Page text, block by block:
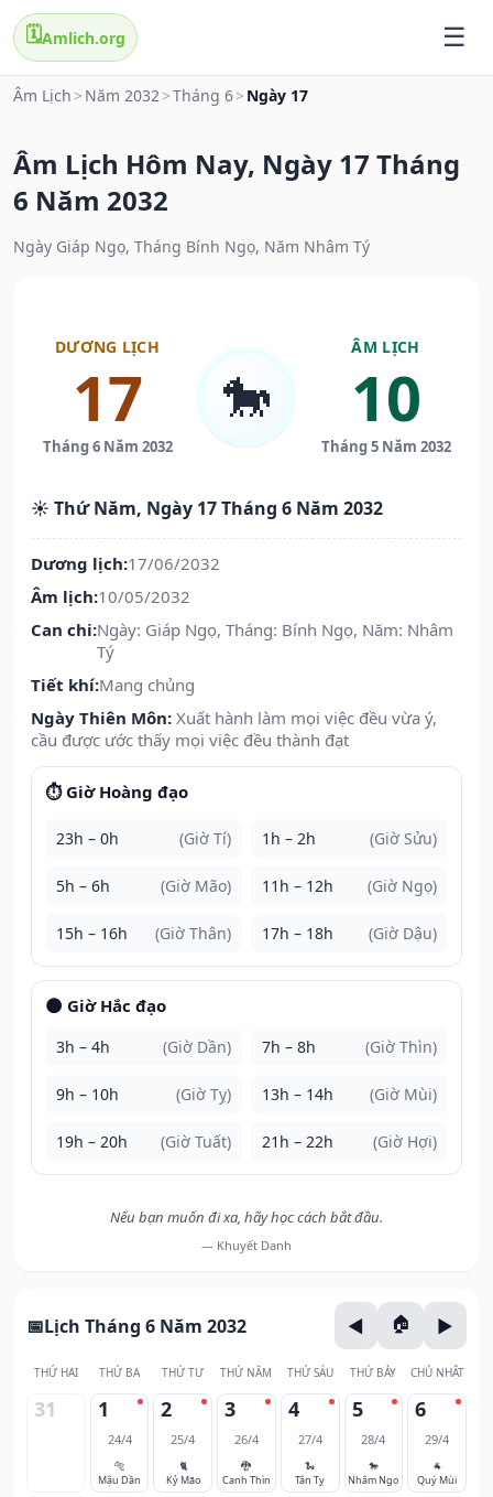
🗓️Amlich.org
Âm Lịch > Năm 2032>Tháng 6> Ngày 17
Âm Lịch Hôm Nay, Ngày 17 Tháng
6 Năm 2032
Ngày Giáp Ngọ, Tháng Bính Ngọ, Năm Nhâm Tý
DƯƠNG LỊCH
17
Tháng 6 Năm 2032
🐎
ÂM LỊCH
10
Tháng 5 Năm 2032
☀️ Thứ Năm, Ngày 17 Tháng 6 Năm 2032
Dương lịch:17/06/2032
Âm lịch:10/05/2032
Can chi:Ngày: Giáp Ngọ, Tháng: Bính Ngọ, Năm: Nhâm
Tý
Tiết khí:Mang chủng
Ngày Thiên Môn: Xuất hành làm mọi việc đều vừa ý,
cầu được ước thấy mọi việc đều thành đạt
⏱️ Giờ Hoàng đạo
23h – 0h (Giờ Tí) 1h – 2h (Giờ Sửu)
5h – 6h (Giờ Mão) 11h – 12h (Giờ Ngọ)
15h – 16h (Giờ Thân) 17h – 18h (Giờ Dậu)
🌑 Giờ Hắc đạo
3h – 4h (Giờ Dần) 7h – 8h (Giờ Thìn)
9h – 10h (Giờ Tỵ) 13h – 14h (Giờ Mùi)
19h – 20h (Giờ Tuất) 21h – 22h (Giờ Hợi)
Nếu bạn muốn đi xa, hãy học cách bắt đầu.
— Khuyết Danh
Lịch Tháng 6 Năm 2032
THỨ HAI THỨ BA THỨ TƯ THỨ NĂM THỨ SÁU THỨ BẢY CHỦ NHẬT
31 1
24/4
🐅
Mậu Dần
2
25/4
🐈
Kỷ Mão
3
26/4
🐉
Canh Thìn
4
27/4
🐍
Tân Tỵ
5
28/4
🐎
Nhâm Ngọ
6
29/4
🐐
Quý Mùi